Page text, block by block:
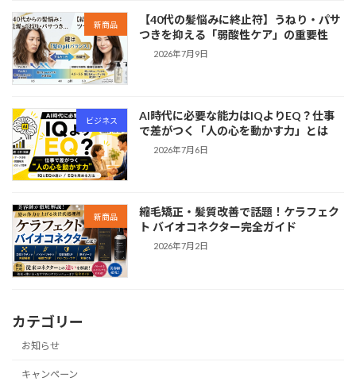
新商品
【40代の髪悩みに終止符】うねり・パサ
つきを抑える「弱酸性ケア」の重要性
2026年7月9日
ビジネス
AI時代に必要な能力はIQよりEQ？仕事
で差がつく「人の心を動かす力」とは
2026年7月6日
新商品
縮毛矯正・髪質改善で話題！ケラフェク
ト バイオコネクター完全ガイド
2026年7月2日
カテゴリー
お知らせ
キャンペーン